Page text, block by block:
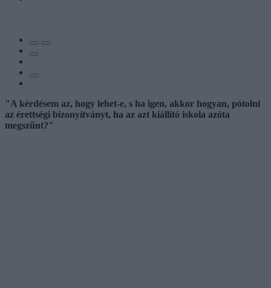
"A kérdésem az, hogy lehet-e, s ha igen, akkor hogyan, pótolni
az érettségi bizonyítványt, ha az azt kiállító iskola azóta
megszűnt?"